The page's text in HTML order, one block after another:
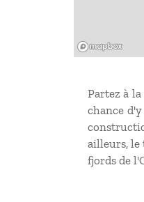
Partez à
chance
ailleurs, le
fjords de